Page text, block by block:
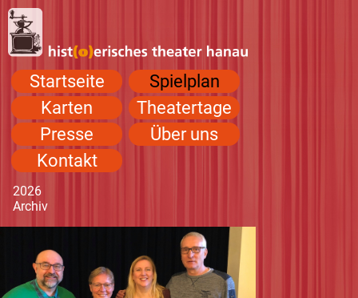
Navigation
überspringen
Startseite
Spielplan
Karten
Theatertage
Presse
Über uns
Kontakt
2026
Navigation
Archiv